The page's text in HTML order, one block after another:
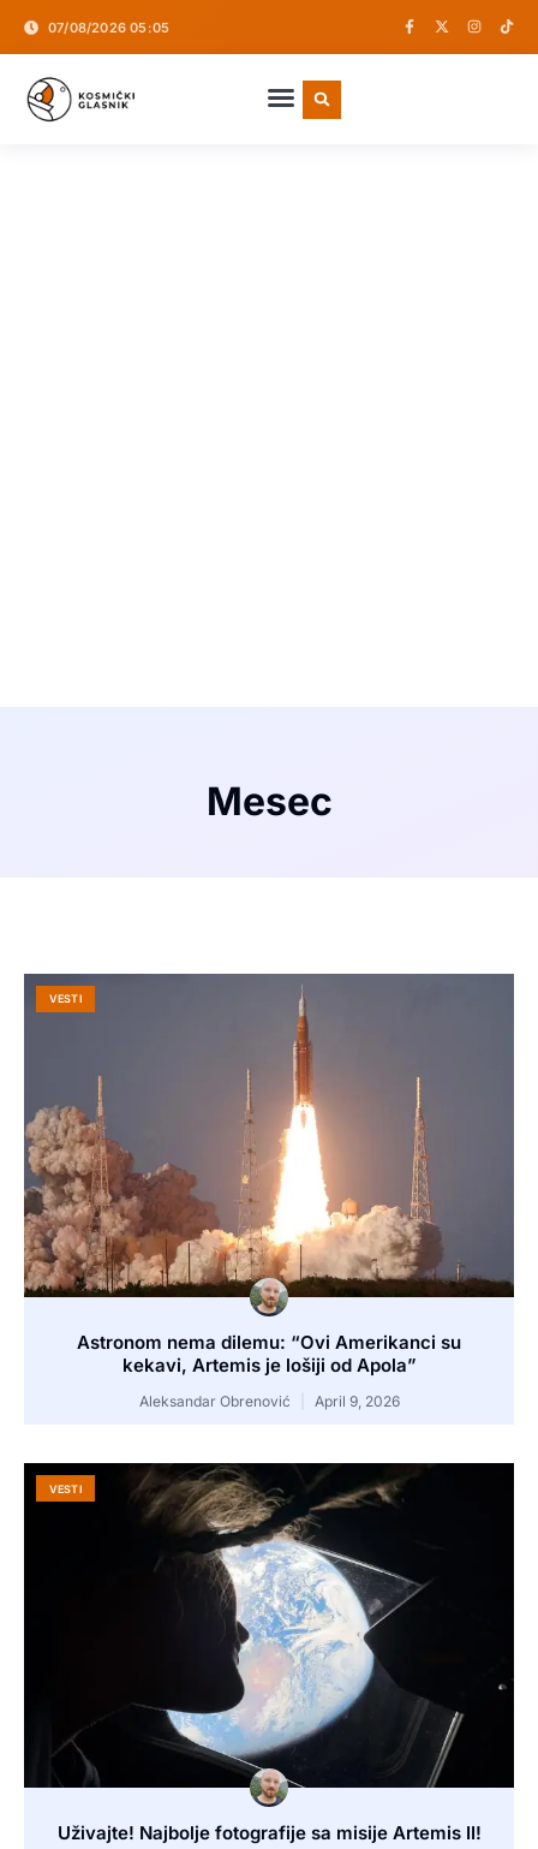
07/08/2026 05:05
Mesec
VESTI
Astronom nema dilemu: “Ovi Amerikanci su
kekavi, Artemis je lošiji od Apola”
Aleksandar Obrenović April 9, 2026
VESTI
Uživajte! Najbolje fotografije sa misije Artemis II!